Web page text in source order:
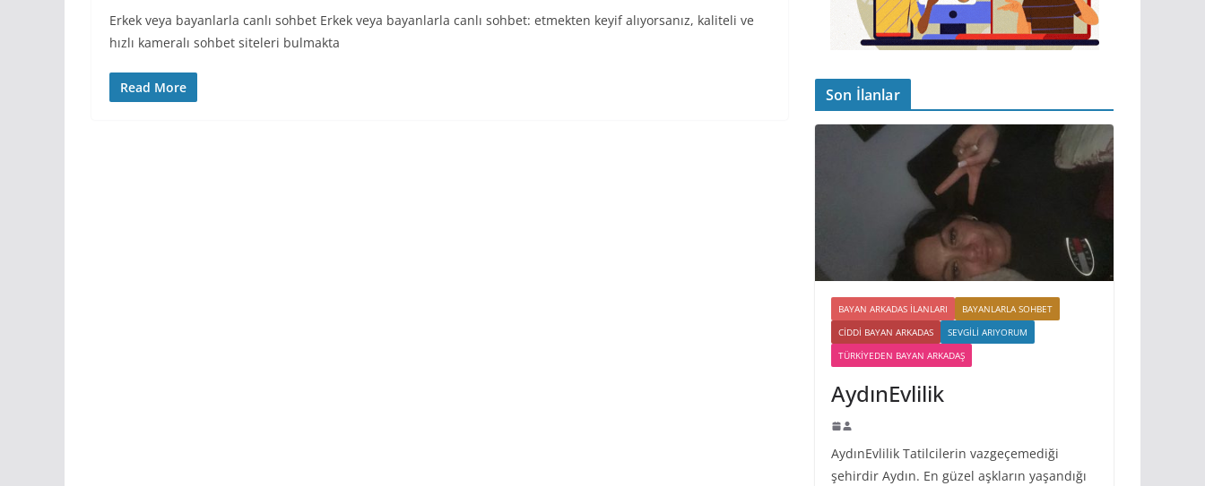
Erkek veya bayanlarla canlı sohbet Erkek veya bayanlarla canlı sohbet: etmekten keyif alıyorsanız, kaliteli ve
hızlı kameralı sohbet siteleri bulmakta
Read More Son İlanlar
BAYAN ARKADAS ILANLARI
BAYANLARLA SOHBET
CIDDI BAYAN ARKADAS
SEVGILI ARIYORUM
TÜRKIYEDEN BAYAN ARKADAŞ
AydınEvlilik
AydınEvlilik Tatilcilerin vazgeçemediği
şehirdir Aydın. En güzel aşkların yaşandığı